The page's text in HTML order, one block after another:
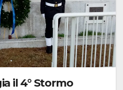
il 4° Stormo